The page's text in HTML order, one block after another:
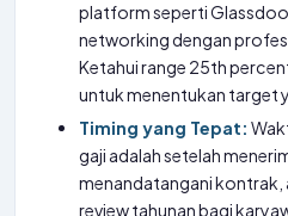
platform seperti
networking dengan
Ketahui range 25th
untuk menentukan target
Timing yang Tepat:
gaji adalah setelah
menandatangani
review tahunan bagi